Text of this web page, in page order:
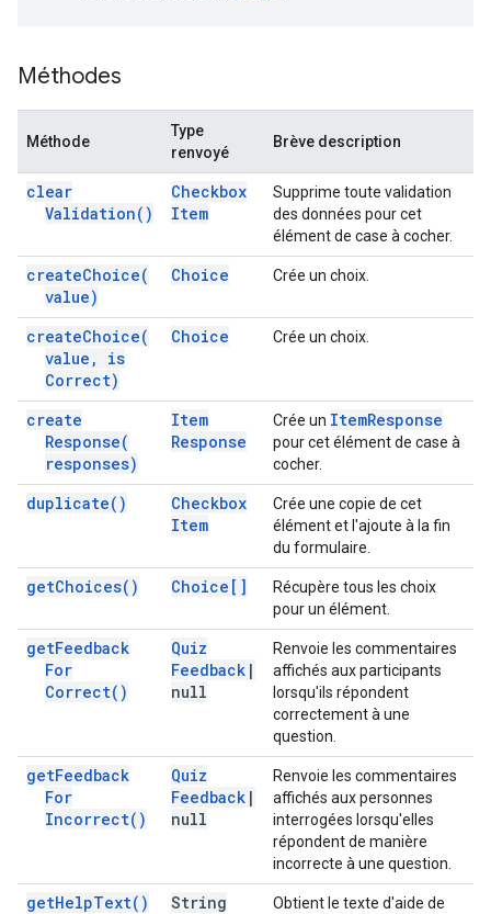
Méthodes
Méthode
Type
renvoyé
Brève description
clear
Validation( )
Checkbox
Item
Supprime toute validation
des données pour cet
élément de case à cocher.
createChoice(
value)
Choice Crée un choix.
createChoice(
value ,
is
Correct)
Choice Crée un choix.
create
Response(
responses)
Item
Response
Crée un ItemResponse
pour cet élément de case à
cocher.
duplicate( )
Checkbox
Item
Crée une copie de cet
élément et l'ajoute à la fin
du formulaire.
getChoices( ) Choice[]
Récupère tous les choix
pour un élément.
getFeedback
For
Correct( )
Quiz
Feedback |
null
Renvoie les commentaires
affichés aux participants
lorsqu'ils répondent
correctement à une
question.
getFeedback
For
Incorrect( )
Quiz
Feedback |
null
Renvoie les commentaires
affichés aux personnes
interrogées lorsqu'elles
répondent de manière
incorrecte à une question.
getHelpText( ) String
Obtient le texte d'aide de